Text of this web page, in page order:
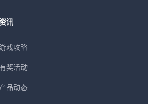
讯
游戏攻略
有奖活动
产品动态